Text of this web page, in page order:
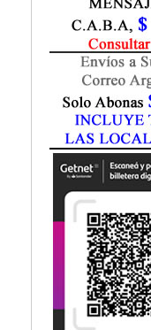
Fonoaudiología
Gastroenterología
Geriatría
Ginecología / Obstetricia
Hematología
Histología
Homeopatía
Infectología
Inmunología
Instrumentación Quirurgica
Medicina del Deporte /
Medicina Emergencias /
Medicina Forense / Legal